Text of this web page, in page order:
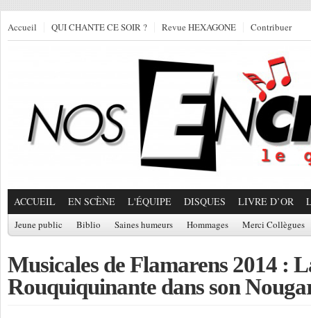
Accueil QUI CHANTE CE SOIR ? Revue HEXAGONE Contribuer
ACCUEIL EN SCÈNE L'ÉQUIPE DISQUES LIVRE D’OR
Jeune public Biblio Saines humeurs Hommages Merci Collègues
Musicales de Flamarens 2014 :
Rouquiquinante dans son